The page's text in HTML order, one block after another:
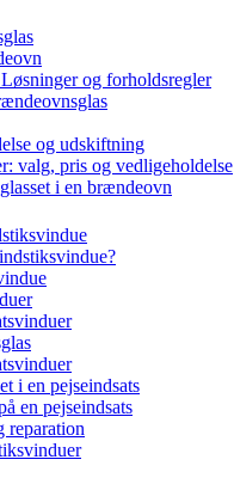
og forholdsregler
og udskiftning
valg, pris og vedligeholdelse
i en brændeovn
i en pejseindsats
en pejseindsats
reparation